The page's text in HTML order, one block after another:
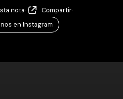
nota· Compartir·
en Instagram